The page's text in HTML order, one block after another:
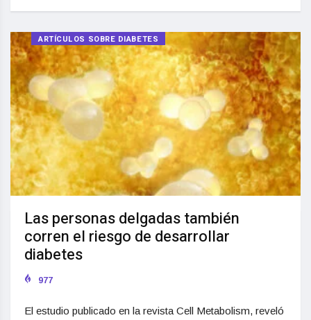
ARTÍCULOS SOBRE DIABETES
Las personas delgadas también
corren el riesgo de desarrollar
diabetes
977
El estudio publicado en la revista Cell Metabolism, reveló